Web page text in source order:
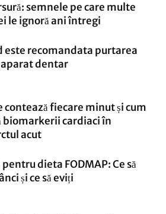
semnele pe care multe
le ignoră ani întregi
este recomandata purtarea
dentar
contează fiecare minut și cum
biomarkerii cardiaci în
acut
dieta FODMAP: Ce să
și ce să eviți